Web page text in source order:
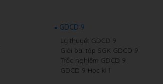
GDCD 9
Lý thuyết GDCD 9
Giải bài tập SGK GDCD 9
Trắc nghiệm GDCD 9
GDCD 9 Học kì 1